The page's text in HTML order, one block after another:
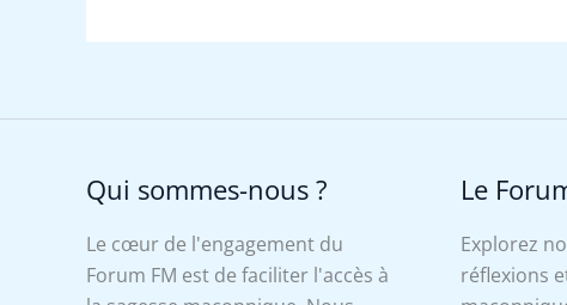
Qui sommes-nous ?
Le cœur de l'engagement du
Forum FM est de faciliter l'accès à
Le
Explorez
réflexions